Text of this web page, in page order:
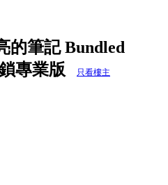
的筆記 Bundled
專業版
只看樓主